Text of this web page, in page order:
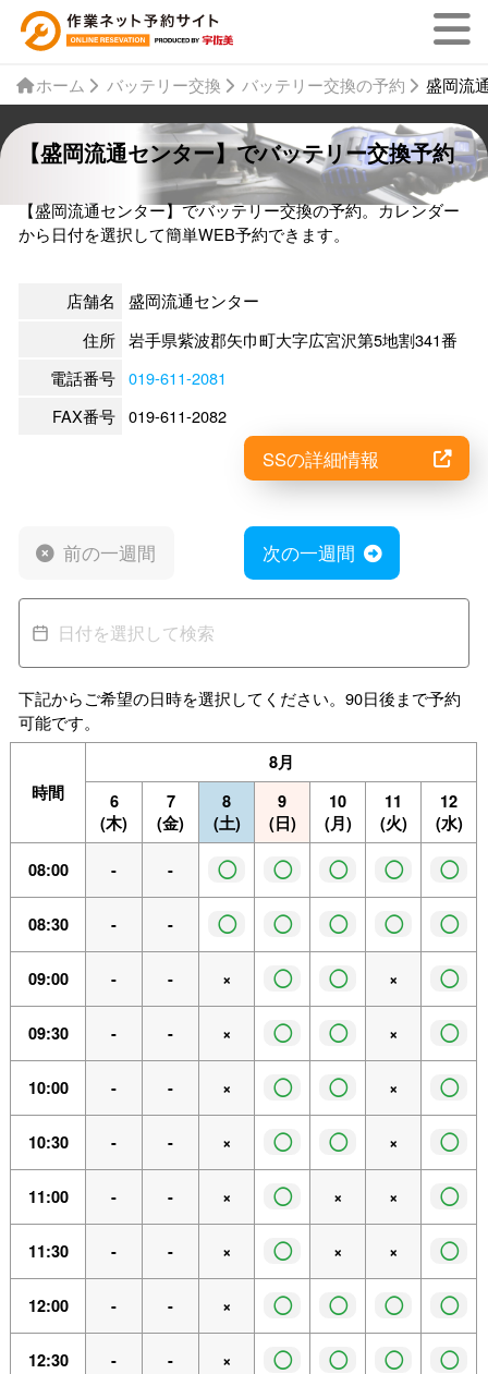
ホーム バッテリー交換 バッテリー交換の予約 盛岡流
【盛岡流通センター】でバッテリー交換予約
【盛岡流通センター】でバッテリー交換の予約。カレンダー
から日付を選択して簡単WEB予約できます。
店舗名
盛岡流通センター
住所 岩手県紫波郡矢巾町大字広宮沢第5地割341番
電話番号 019-611-2081
FAX番号 019-611-2082
SSの詳細情報
前の一週間 次の一週間
下記からご希望の日時を選択してください。90日後まで予約
可能です。
時間
8月
6
(木)
7
(金)
8
(土)
9
(日)
10
(月)
11
(火)
12
(水)
08:00 - - ◯ ◯ ◯ ◯ ◯
08:30 - - ◯ ◯ ◯ ◯ ◯
09:00 - - × ◯ ◯ × ◯
09:30 - - × ◯ ◯ × ◯
10:00 - - × ◯ ◯ × ◯
10:30 - - × ◯ ◯ × ◯
11:00 - - × ◯ × × ◯
11:30 - - × ◯ × × ◯
12:00 - - × ◯ ◯ ◯ ◯
12:30 - - × ◯ ◯ ◯ ◯